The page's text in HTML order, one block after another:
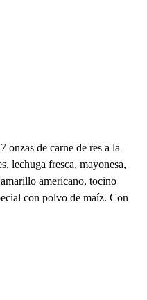
onzas de carne de res a la
lechuga fresca, mayonesa,
americano, tocino
con polvo de maíz. Con